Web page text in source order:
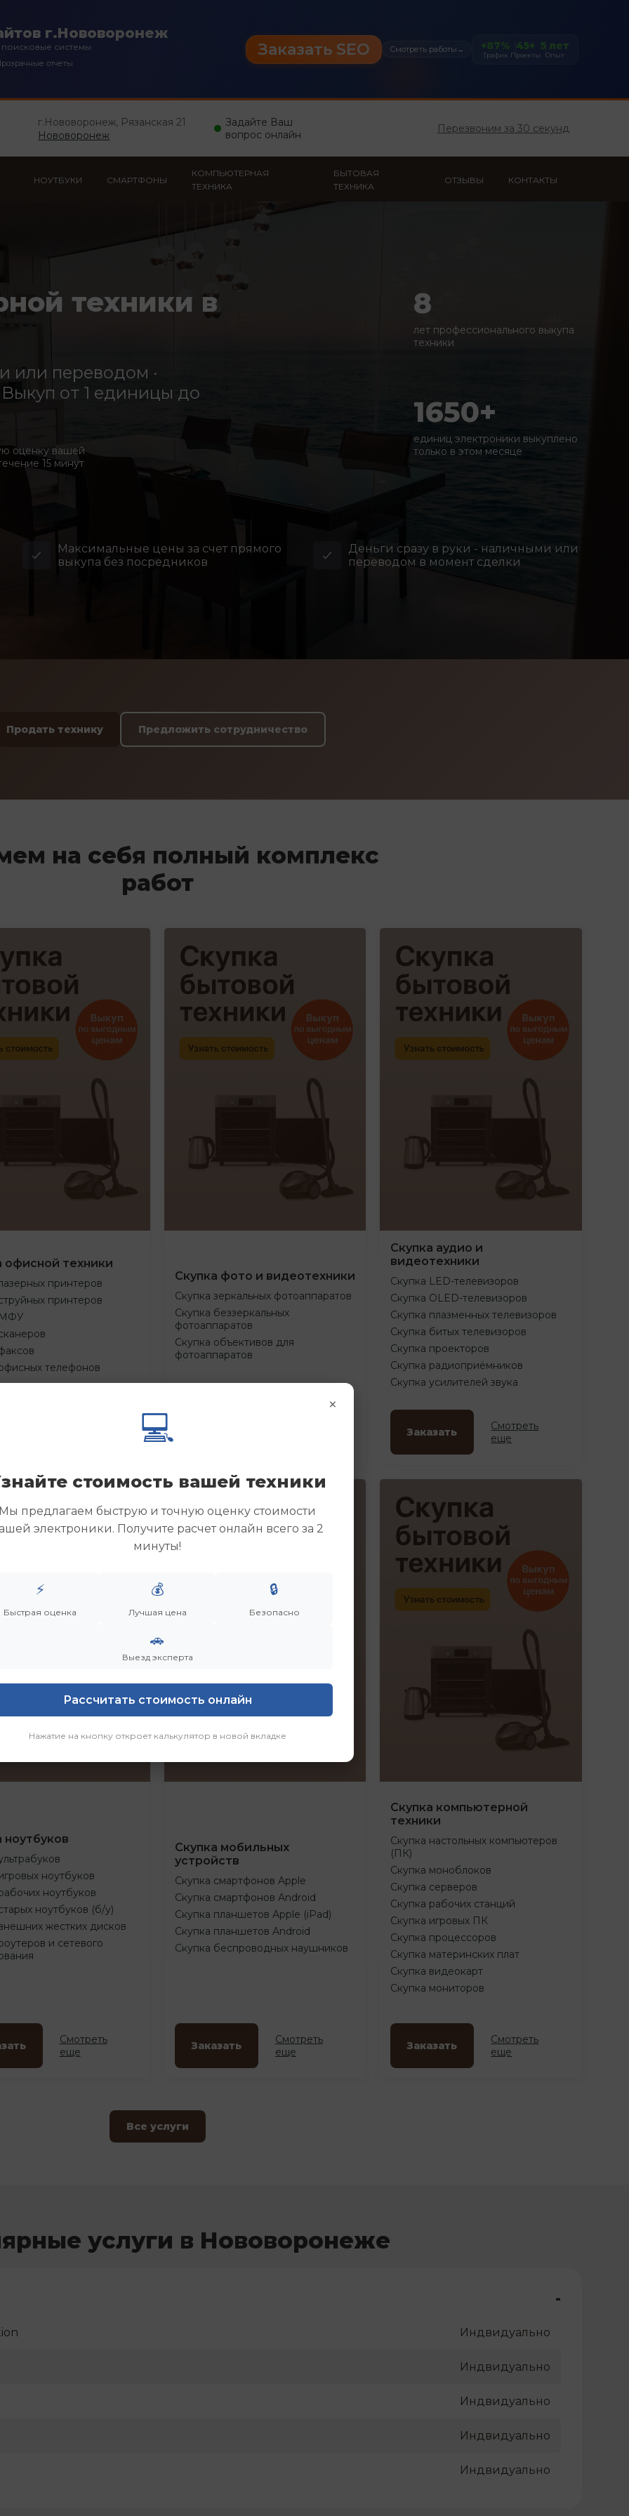
г.Нововоронеж
системы
отчеты
Заказать SEO Смотреть работы → +87%
Трафик
45+
Проекты
5 лет
Опыт
г.Нововоронеж, Рязанская 21
Нововоронеж
Задайте Ваш
вопрос онлайн
Перезвоним за 30 секунд
НОУТБУКИ СМАРТФОНЫ
КОМПЬЮТЕРНАЯ
ТЕХНИКА
БЫТОВАЯ
ТЕХНИКА
ОТЗЫВЫ КОНТАКТЫ
техники в
или переводом ·
от 1 единицы до
оценку вашей
15 минут
8
лет профессионального выкупа
техники
1650+
единиц электроники выкуплено
только в этом месяце
Максимальные цены за счет прямого
выкупа без посредников
Деньги сразу в руки - наличными или
переводом в момент сделки
Продать технику Предложить сотрудничество
на себя полный комплекс
работ
офисной техники
принтеров
принтеров
МФУ
телефонов
Скупка фото и видеотехники
Скупка зеркальных фотоаппаратов
Скупка беззеркальных
фотоаппаратов
Скупка объективов для
фотоаппаратов
Скупка аудио и
видеотехники
Скупка LED-телевизоров
Скупка OLED-телевизоров
Скупка плазменных телевизоров
Скупка битых телевизоров
Скупка проекторов
Скупка радиоприёмников
Скупка усилителей звука
Заказать
Смотреть
еще
ноутбуков
ноутбуков
ноутбуков
ноутбуков (б/у)
жестких дисков
и сетевого
Смотреть
еще
Скупка мобильных
устройств
Скупка смартфонов Apple
Скупка смартфонов Android
Скупка планшетов Apple (iPad)
Скупка планшетов Android
Скупка беспроводных наушников
Заказать
Смотреть
еще
Скупка компьютерной
техники
Скупка настольных компьютеров
(ПК)
Скупка моноблоков
Скупка серверов
Скупка рабочих станций
Скупка игровых ПК
Скупка процессоров
Скупка материнских плат
Скупка видеокарт
Скупка мониторов
Заказать
Смотреть
еще
Все услуги
услуги в Нововоронеже
-
Индвидуально
Индвидуально
Индвидуально
Индвидуально
Индвидуально
×
💻
стоимость вашей техники
предлагаем быструю и точную оценку стоимости
электроники. Получите расчет онлайн всего за 2
минуты!
⚡
Быстрая оценка
💰
Лучшая цена
🔒
Безопасно
🚗
Выезд эксперта
Рассчитать стоимость онлайн
Нажатие на кнопку откроет калькулятор в новой вкладке